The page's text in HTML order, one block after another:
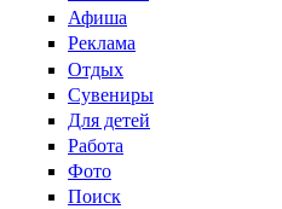
Афиша
Реклама
Отдых
Сувениры
Для детей
Работа
Фото
Поиск